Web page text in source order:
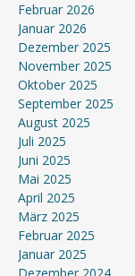
Februar 2026
Januar 2026
Dezember 2025
November 2025
Oktober 2025
September 2025
August 2025
Juli 2025
Juni 2025
Mai 2025
April 2025
März 2025
Februar 2025
Januar 2025